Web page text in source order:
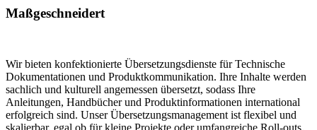
Maßgeschneidert
Wir bieten konfektionierte Übersetzungsdienste für Technische
Dokumentationen und Produktkommunikation. Ihre Inhalte werden
sachlich und kulturell angemessen übersetzt, sodass Ihre
Anleitungen, Handbücher und Produktinformationen international
erfolgreich sind. Unser Übersetzungsmanagement ist flexibel und